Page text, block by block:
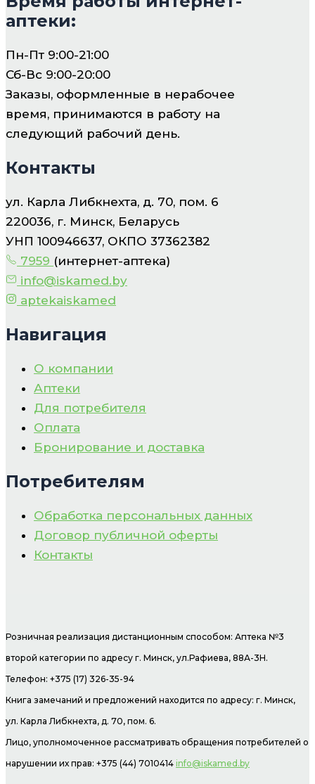
аптеки:
Пн-Пт 9:00-21:00
Сб-Вс 9:00-20:00
Заказы, оформленные в нерабочее
время, принимаются в работу на
следующий рабочий день.
Контакты
ул. Карла Либкнехта, д. 70, пом. 6
220036, г. Минск, Беларусь
УНП 100946637, ОКПО 37362382
7959 (интернет-аптека)
info@iskamed.by
aptekaiskamed
Навигация
О компании
Аптеки
Для потребителя
Оплата
Бронирование и доставка
Потребителям
Обработка персональных данных
Договор публичной оферты
Контакты
Розничная реализация дистанционным способом: Аптека №3
второй категории по адресу г. Минск, ул.Рафиева, 88А-3Н.
Телефон: +375 (17) 326-35-94
Книга замечаний и предложений находится по адресу: г. Минск,
ул. Карла Либкнехта, д. 70, пом. 6.
Лицо, уполномоченное рассматривать обращения потребителей о
нарушении их прав: +375 (44) 7010414 info@iskamed.by